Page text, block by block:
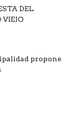
DEL
VIEJO
propone